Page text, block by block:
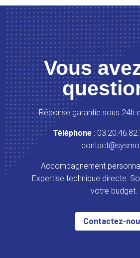
LET’S GET
Vous
Réponse garantie sous 24h
Téléphone :
Accompagnement
Expertise technique directe.
votre budget.
Contactez-